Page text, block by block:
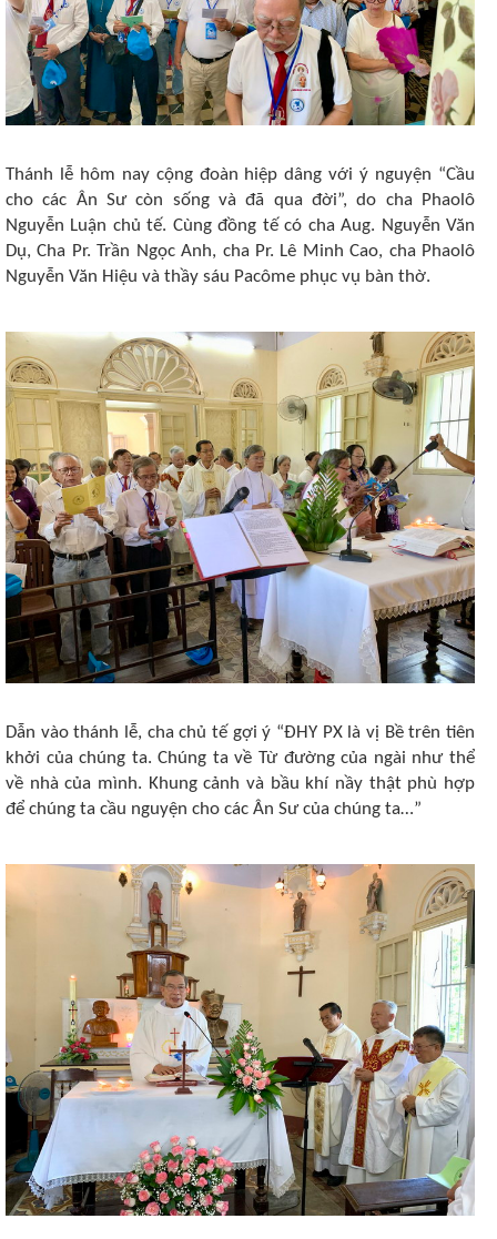
Thánh lễ hôm nay cộng đoàn hiệp dâng với ý nguyện “Cầu
cho các Ân Sư còn sống và đã qua đời”, do cha Phaolô
Nguyễn Luận chủ tế. Cùng đồng tế có cha Aug. Nguyễn Văn
Dụ, Cha Pr. Trần Ngọc Anh, cha Pr. Lê Minh Cao, cha Phaolô
Nguyễn Văn Hiệu và thầy sáu Pacôme phục vụ bàn thờ.
Dẫn vào thánh lễ, cha chủ tế gợi ý “ĐHY PX là vị Bề trên tiên
khởi của chúng ta. Chúng ta về Từ đường của ngài như thể
về nhà của mình. Khung cảnh và bầu khí nầy thật phù hợp
để chúng ta cầu nguyện cho các Ân Sư của chúng ta…”